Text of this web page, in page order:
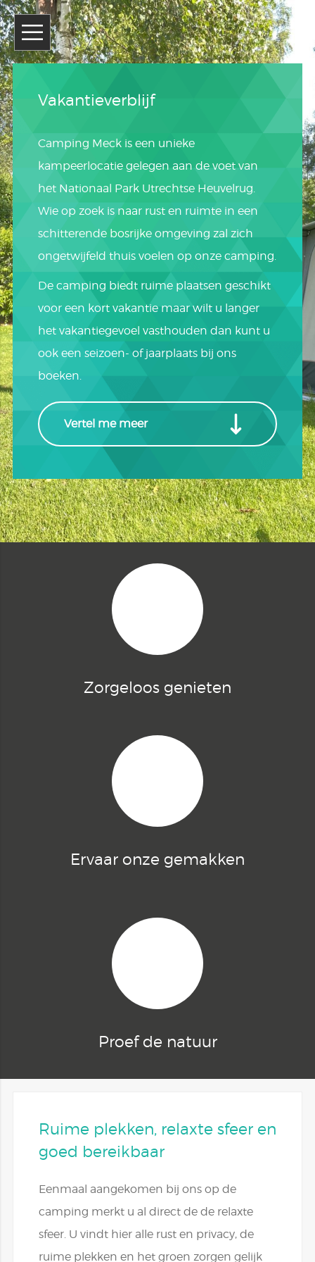
Vakantieverblijf
Camping Meck is een unieke
kampeerlocatie gelegen aan de voet van
het Nationaal Park Utrechtse Heuvelrug.
Wie op zoek is naar rust en ruimte in een
schitterende bosrijke omgeving zal zich
ongetwijfeld thuis voelen op onze camping.
De camping biedt ruime plaatsen geschikt
voor een kort vakantie maar wilt u langer
het vakantiegevoel vasthouden dan kunt u
ook een seizoen- of jaarplaats bij ons
boeken.
Vertel me meer
Zorgeloos genieten
Ervaar onze gemakken
Proef de natuur
Ruime plekken, relaxte sfeer en
goed bereikbaar
Eenmaal aangekomen bij ons op de
camping merkt u al direct de de relaxte
sfeer. U vindt hier alle rust en privacy, de
ruime plekken en het groen zorgen gelijk